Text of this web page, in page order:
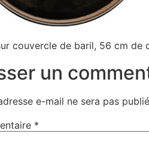
couvercle de baril, 56 cm de
un
e-mail ne sera pas
*